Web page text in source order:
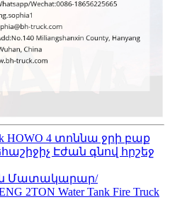
HOWO 4 տոննա ջրի բաք
Էժան գնով հրշեջ
Մատակարար/
2TON Water Tank Fire Truck